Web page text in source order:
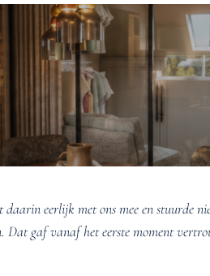
eerlijk met ons mee en
Dat gaf vanaf het eerste moment